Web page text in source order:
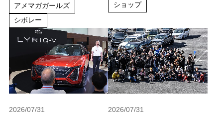
アメマガガールズ
シボレー
ショップ
2026/07/31 2026/07/31